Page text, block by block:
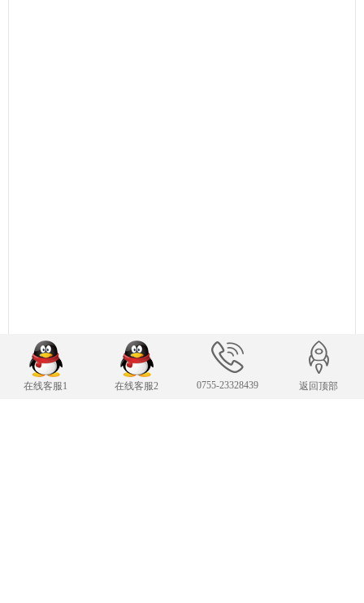
在线客服1 在线客服2 0755-23328439 返回顶部